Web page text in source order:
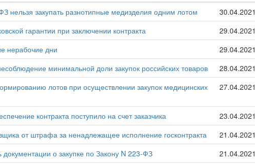
закупать разнотипные медизделия одним лотом
30.04.2021
гарантии при заключении контракта
29.04.2021
нерабочие дни
29.04.2021
минимальной доли закупок российских товаров
28.04.2021
лотов при осуществлении закупок медицинских
27.04.2021
контракта поступило на счет заказчика
23.04.2021
от штрафа за ненадлежащее исполнение госконтракта
21.04.2021
о закупке по Закону N 223-ФЗ
21.04.2021